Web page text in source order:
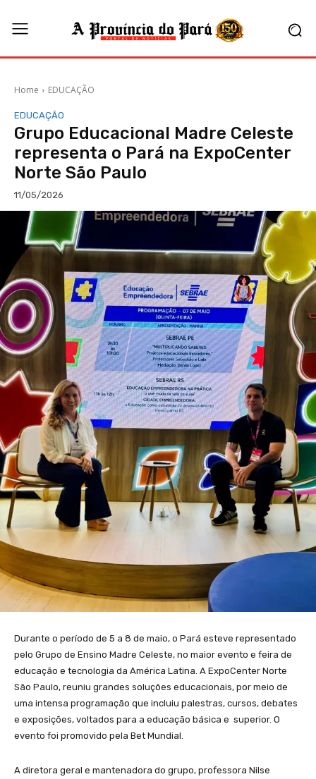
Home EDUCAÇÃO
EDUCAÇÃO
Grupo Educacional Madre Celeste
representa o Pará na ExpoCenter
Norte São Paulo
11/05/2026
Durante o período de 5 a 8 de maio, o Pará esteve representado
pelo Grupo de Ensino Madre Celeste, no maior evento e feira de
educação e tecnologia da América Latina. A ExpoCenter Norte
São Paulo, reuniu grandes soluções educacionais, por meio de
uma intensa programação que incluiu palestras, cursos, debates
e exposições, voltados para a educação básica e superior. O
evento foi promovido pela Bet Mundial.
A diretora geral e mantenadora do grupo, professora Nilse